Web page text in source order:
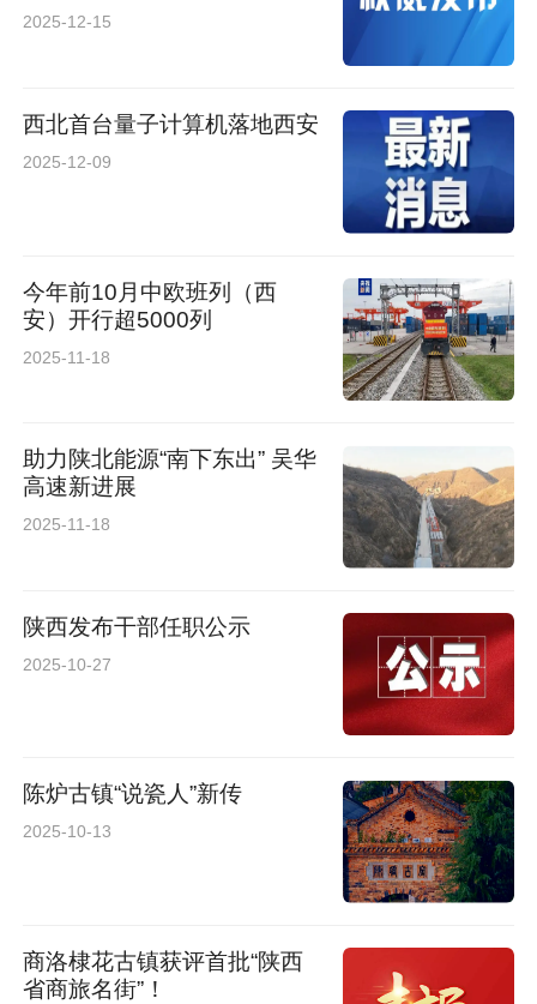
2025-12-15
西北首台量子计算机落地西安
2025-12-09
今年前10月中欧班列（西
安）开行超5000列
2025-11-18
助力陕北能源“南下东出” 吴华
高速新进展
2025-11-18
陕西发布干部任职公示
2025-10-27
陈炉古镇“说瓷人”新传
2025-10-13
商洛棣花古镇获评首批“陕西
省商旅名街”！